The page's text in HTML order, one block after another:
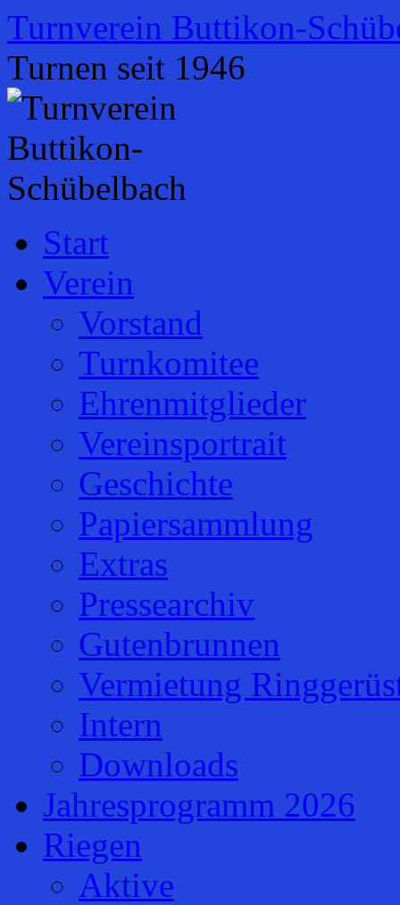
Zum
springen
Turnverein Buttikon-
Turnen seit 1946
Start
Verein
Vorstand
Turnkomitee
Ehrenmitglieder
Vereinsportrait
Geschichte
Papiersammlung
Extras
Pressearchiv
Gutenbrunnen
Vermietung
Intern
Downloads
Jahresprogramm 2026
Riegen
Aktive